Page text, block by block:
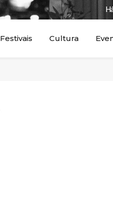
Festivais Cultura